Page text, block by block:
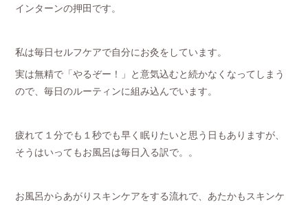
インターンの押田です。
私は毎日セルフケアで自分にお灸をしています。
実は無精で「やるぞー！」と意気込むと続かなくなってしまう
ので、毎日のルーティンに組み込んでいます。
疲れて１分でも１秒でも早く眠りたいと思う日もありますが、
そうはいってもお風呂は毎日入る訳で。。
お風呂からあがりスキンケアをする流れで、あたかもスキンケ